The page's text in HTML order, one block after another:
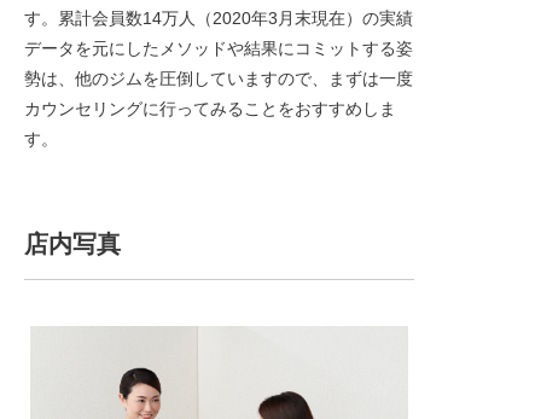
す。累計会員数14万人（2020年3月末現在）の実績
データを元にしたメソッドや結果にコミットする姿
勢は、他のジムを圧倒していますので、まずは一度
カウンセリングに行ってみることをおすすめしま
す。
店内写真